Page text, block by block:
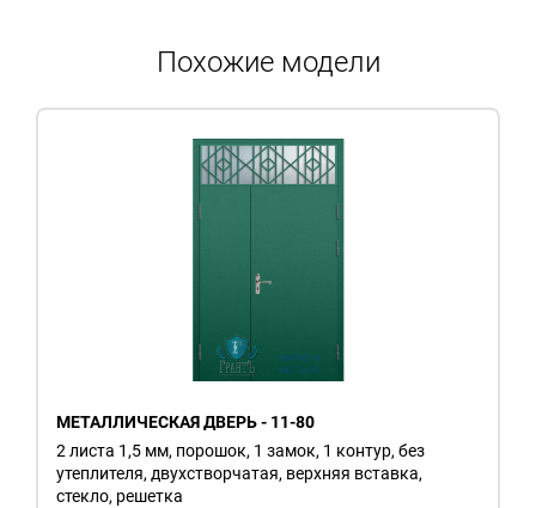
Похожие модели
МЕТАЛЛИЧЕСКАЯ ДВЕРЬ - 11-80
2 листа 1,5 мм, порошок, 1 замок, 1 контур, без
утеплителя, двухстворчатая, верхняя вставка,
стекло, решетка